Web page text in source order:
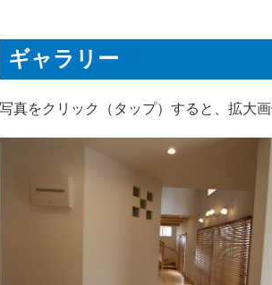
ギャラリー
写真をクリック（タップ）すると、拡大